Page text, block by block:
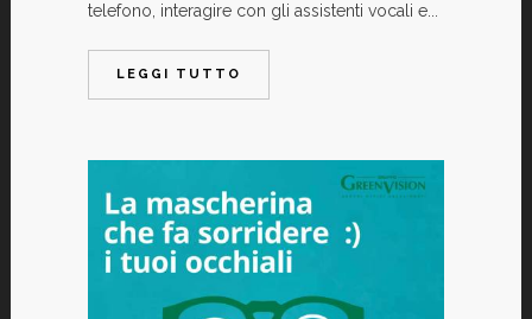
telefono, interagire con gli assistenti vocali e...
LEGGI TUTTO